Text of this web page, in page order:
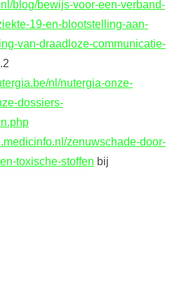
blog/bewijs-voor-een-verband-
19-en-blootstelling-aan-
van-draadloze-communicatie-
nl/nutergia-onze-
dossiers-
zenuwschade-door-
toxische-stoffen bij